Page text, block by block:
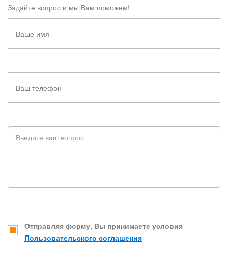
Задайте вопрос и мы Вам поможем!
Отправляя форму, Вы принимаете условия
Пользовательского соглашения